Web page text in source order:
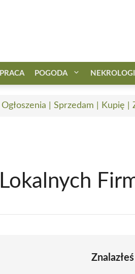
PRACA POGODA NEKROLOGI
| Sprzedam | Kupię |